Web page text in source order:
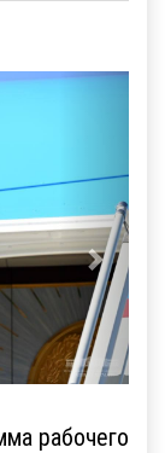
рабочего